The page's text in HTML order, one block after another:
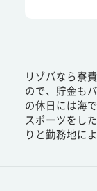
リゾバなら寮
ので、貯金も
の休日には海
スポーツをし
りと勤務地に